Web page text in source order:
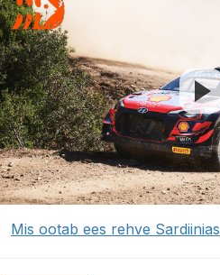
Mis ootab ees rehve Sardiinias